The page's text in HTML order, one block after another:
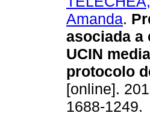
Amanda.
asociada a
UCIN
protocolo
[online].
1688-1249.